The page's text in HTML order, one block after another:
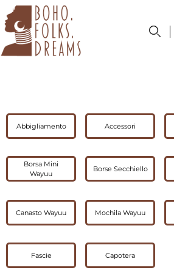
Abbigliamento Accessori
Borsa Mini
Wayuu
Borse Secchiello
Canasto Wayuu Mochila Wayuu
Fascie Capotera